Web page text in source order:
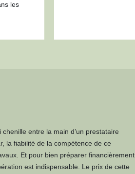
les
entre la main d’un prestataire
la fiabilité de la compétence de ce
Et pour bien préparer financièrement,
est indispensable. Le prix de cette